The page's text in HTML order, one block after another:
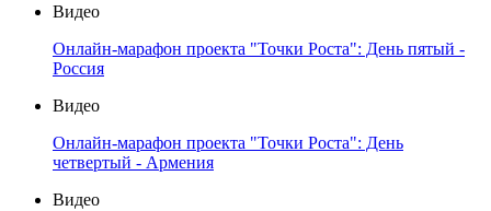
Видео
Онлайн-марафон проекта "Точки Роста": День пятый -
Россия
Видео
Онлайн-марафон проекта "Точки Роста": День
четвертый - Армения
Видео